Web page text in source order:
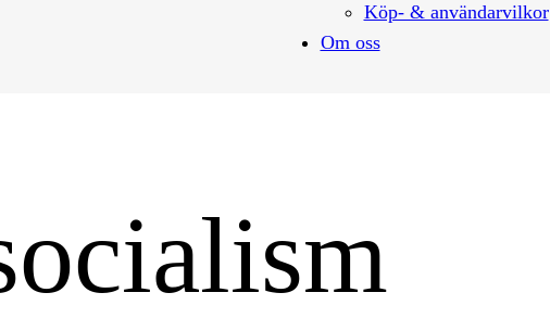
Köp- & användarvilkor
Om oss